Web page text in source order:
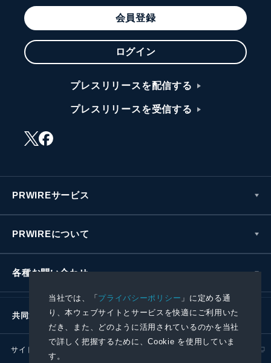
当社では、「プライバシーポリシー 」に定める通
り、本ウェブサイトとサービスを快適にご利用いた
だき、また、どのように活用されているのかを当社
で詳しく把握するために、Cookie を使用していま
す。
会員登録
ログイン
プレスリリースを配信する
プレスリリースを受信する
PRWIREサービス
PRWIREについて
各種お問い合わせ
共同通信社グループ
サイトポリシー